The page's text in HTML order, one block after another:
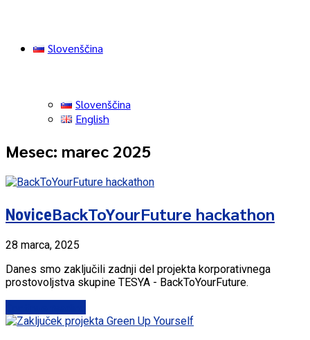
Slovenščina
Slovenščina
English
Mesec: marec 2025
NoviceBackToYourFuture hackathon
28 marca, 2025
Danes smo zaključili zadnji del projekta korporativnega
prostovoljstva skupine TESYA - BackToYourFuture.